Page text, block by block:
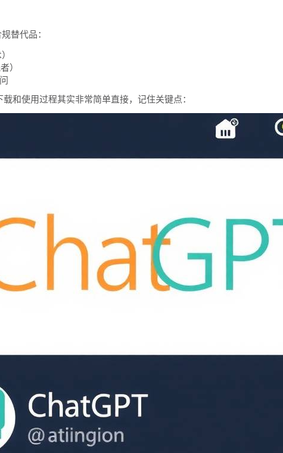
替代品：
）
和使用过程其实非常简单直接，记住关键点：